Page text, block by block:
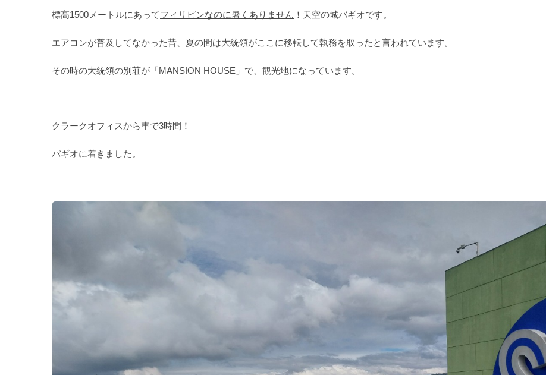
標高1500メートルにあってフィリピンなのに暑くありません ！天空の城バギオです。
エアコンが普及してなかった昔、夏の間は大統領がここに移転して執務を取ったと言われています。
その時の大統領の別荘が「MANSION HOUSE」で、観光地になっています。
クラークオフィスから車で3時間！
バギオに着きました。